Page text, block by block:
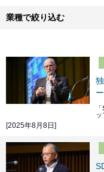
業種で絞り込む
[2025年8月8日]